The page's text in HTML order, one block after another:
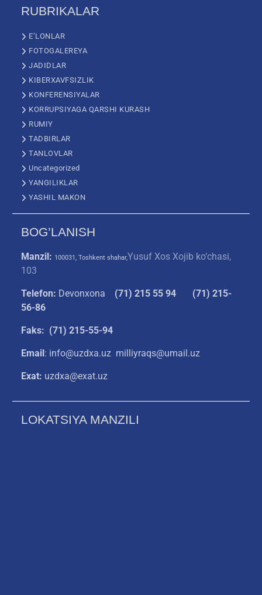
RUBRIKALAR
E’LONLAR
FOTOGALEREYA
JADIDLAR
KIBERXAVFSIZLIK
KONFERENSIYALAR
KORRUPSIYAGA QARSHI KURASH
RUMIY
TADBIRLAR
TANLOVLAR
Uncategorized
YANGILIKLAR
YASHIL MAKON
BOG’LANISH
Manzil: 100031, Toshkent shahar,Yusuf Xos Xojib ko‘chasi,
103
Telefon: Devonxona (71) 215 55 94
(71) 215-
56-86
Faks: (71) 215-55-94
Email: info@uzdxa.uz milliyraqs@umail.uz
Exat: uzdxa@exat.uz
LOKATSIYA MANZILI